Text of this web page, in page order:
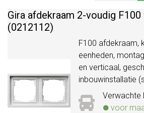
Gira afdekraam 2-voudig
(0212112)
F100 afdekraam,
eenheden,
en verticaal,
inbouwinstallatie
Verwachte
voor